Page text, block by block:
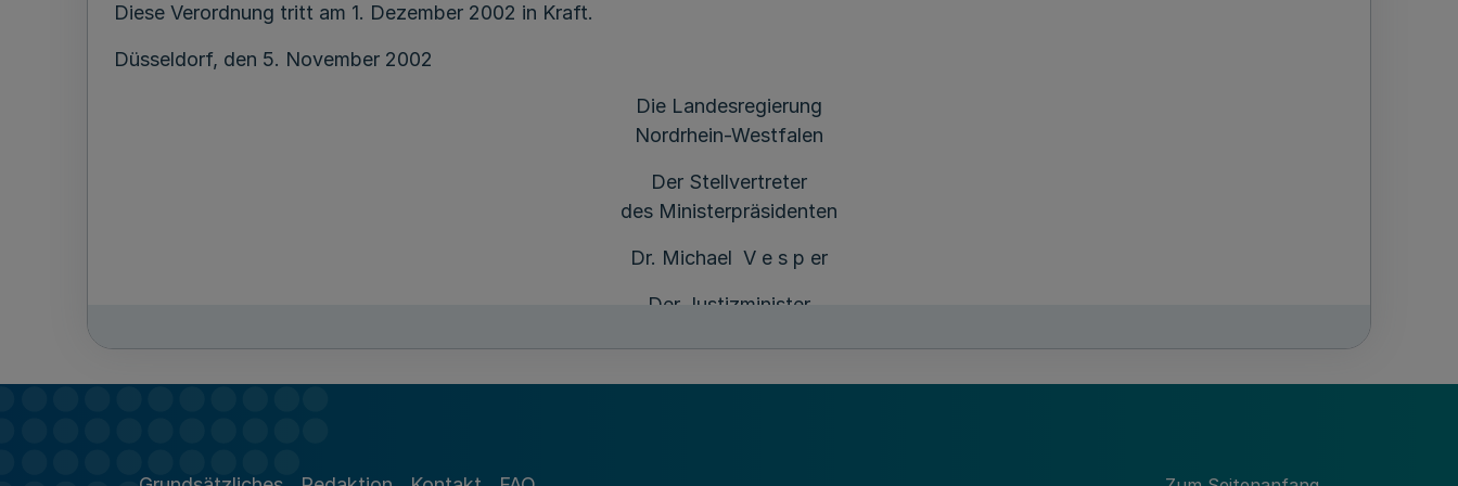
Diese Verordnung tritt am 1. Dezember 2002 in Kraft.
Düsseldorf, den 5. November 2002
Die Landesregierung
Nordrhein-Westfalen
Der Stellvertreter
des Ministerpräsidenten
Dr. Michael V e s p er
Der Justizminister
Jochen D i e c k m a n n n